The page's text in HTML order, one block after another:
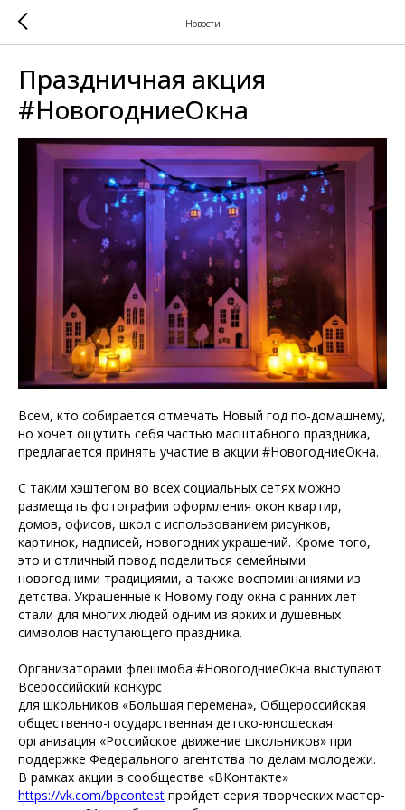
Новости
Праздничная акция
#НовогодниеОкна
Всем, кто собирается отмечать Новый год по-домашнему,
но хочет ощутить себя частью масштабного праздника,
предлагается принять участие в акции #НовогодниеОкна.
С таким хэштегом во всех социальных сетях можно
размещать фотографии оформления окон квартир,
домов, офисов, школ с использованием рисунков,
картинок, надписей, новогодних украшений. Кроме того,
это и отличный повод поделиться семейными
новогодними традициями, а также воспоминаниями из
детства. Украшенные к Новому году окна с ранних лет
стали для многих людей одним из ярких и душевных
символов наступающего праздника.
Организаторами флешмоба #НовогодниеОкна выступают
Всероссийский конкурс
для школьников «Большая перемена», Общероссийская
общественно-государственная детско-юношеская
организация «Российское движение школьников» при
поддержке Федерального агентства по делам молодежи.
В рамках акции в сообществе «ВКонтакте»
https://vk.com/bpcontest пройдет серия творческих мастер-